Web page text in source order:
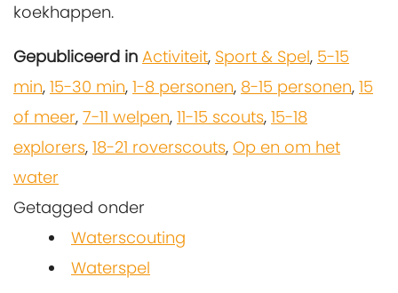
koekhappen.
Gepubliceerd in Activiteit, Sport & Spel, 5-15
min, 15-30 min, 1-8 personen, 8-15 personen, 15
of meer, 7-11 welpen, 11-15 scouts, 15-18
explorers, 18-21 roverscouts, Op en om het
water
Getagged onder
Waterscouting
Waterspel